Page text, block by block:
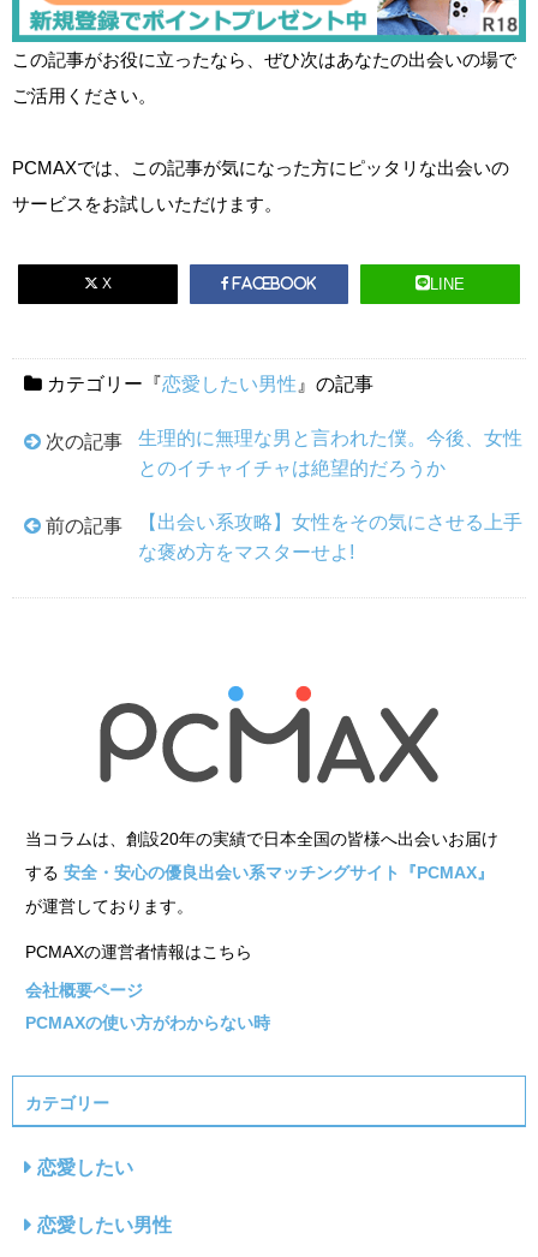
この記事がお役に立ったなら、ぜひ次はあなたの出会いの場で
ご活用ください。
PCMAXでは、この記事が気になった方にピッタリな出会いの
サービスをお試しいただけます。
X Facebook LINE
カテゴリー『 恋愛したい男性』の記事
次の記事
生理的に無理な男と言われた僕。今後、女性
とのイチャイチャは絶望的だろうか
前の記事
【出会い系攻略】女性をその気にさせる上手
な褒め方をマスターせよ!
当コラムは、創設20年の実績で日本全国の皆様へ出会いお届け
する 安全・安心の優良出会い系マッチングサイト『PCMAX』
が運営しております。
PCMAXの運営者情報はこちら
会社概要ページ
PCMAXの使い方がわからない時
カテゴリー
恋愛したい
恋愛したい男性